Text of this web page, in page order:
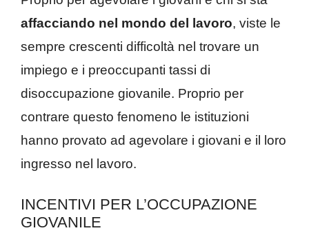
affacciando nel mondo del lavoro, viste le
sempre crescenti difficoltà nel trovare un
impiego e i preoccupanti tassi di
disoccupazione giovanile. Proprio per
contrare questo fenomeno le istituzioni
hanno provato ad agevolare i giovani e il loro
ingresso nel lavoro.
INCENTIVI PER L’OCCUPAZIONE
GIOVANILE